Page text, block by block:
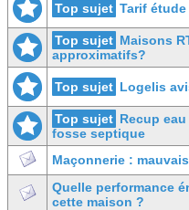
Top sujet Tarif
Top sujet Maisons
approximatifs?
Top sujet Logelis
Top sujet Recup
fosse septique
Maçonnerie :
Quelle performance
cette maison ?